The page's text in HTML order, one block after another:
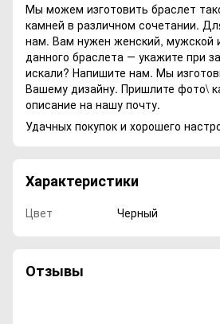
Мы можем изготовить браслет
камней в различном сочетании.
нам. Вам нужен женский, мужской
данного браслета ― укажите при
искали? Напишите нам. Мы
Вашему дизайну. Пришлите фото\
описание на нашу почту.
Удачных покупок и хорошего
Характеристики
Цвет Черный
Отзывы